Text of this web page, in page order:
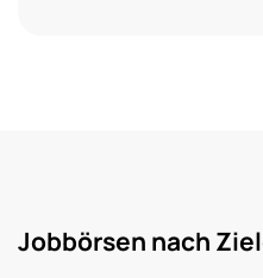
Jobbörsen nach